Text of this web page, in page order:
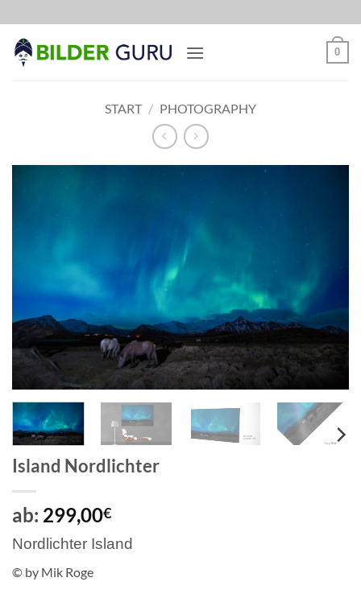
Inhalt
springen
0
START / PHOTOGRAPHY
Island Nordlichter
ab: 299,00€
Nordlichter Island
© by Mik Roge